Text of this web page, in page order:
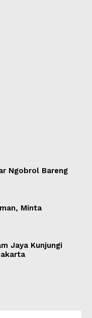
Ngobrol Bareng
Minta
Jaya Kunjungi